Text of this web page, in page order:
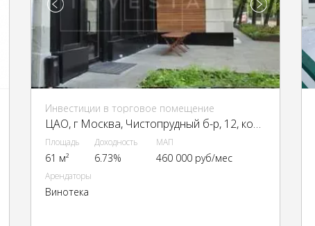
Инвестиции в торговое помещение
ЦАО, г Москва, Чистопрудный б-р, 12, кор. 4
Площадь
61 м²
Доходность
6.73%
МАП
460 000 руб/мес
Арендаторы
Винотека